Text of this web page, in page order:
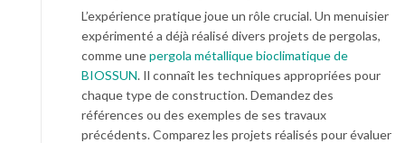
L’expérience pratique joue un rôle crucial. Un menuisier
expérimenté a déjà réalisé divers projets de pergolas,
comme unepergola métallique bioclimatique de
BIOSSUN. Il connaît les techniques appropriées pour
chaque type de construction. Demandez des
références ou des exemples de ses travaux
précédents. Comparez les projets réalisés pour évaluer